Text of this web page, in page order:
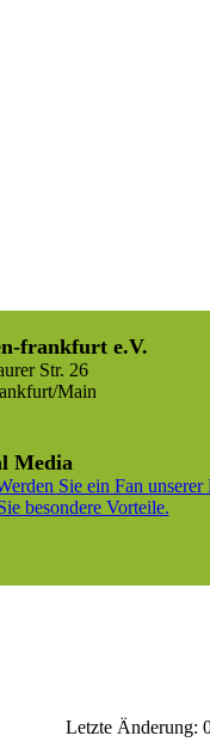
frankfurt e.V.
Str. 26
Main
Media
Sie ein Fan unserer
besondere Vorteile.
Letzte Änderung: